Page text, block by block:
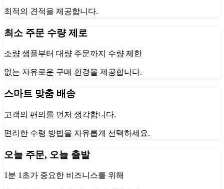
최적의 견적을 제공합니다.
최소 주문 수량 제로
소량 샘플부터 대량 주문까지 수량 제한
없는 자유로운 구매 환경을 제공합니다.
스마트 맞춤 배송
고객의 편의를 먼저 생각합니다.
편리한 수령 방법을 자유롭게 선택하세요.
오늘 주문, 오늘 출발
1분 1초가 중요한 비즈니스를 위해